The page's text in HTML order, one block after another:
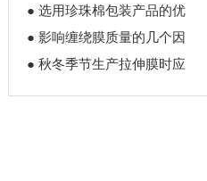
● 选用珍珠棉包装产品的优
势在哪里
● 影响缠绕膜质量的几个因
素是什么
● 秋冬季节生产拉伸膜时应